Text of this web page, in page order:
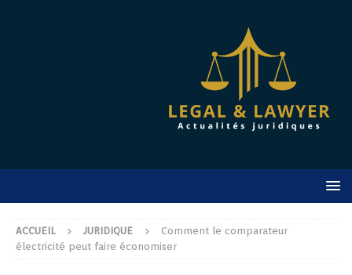
ACCUEIL JURIDIQUE
Comment le comparateur
électricité peut faire économiser